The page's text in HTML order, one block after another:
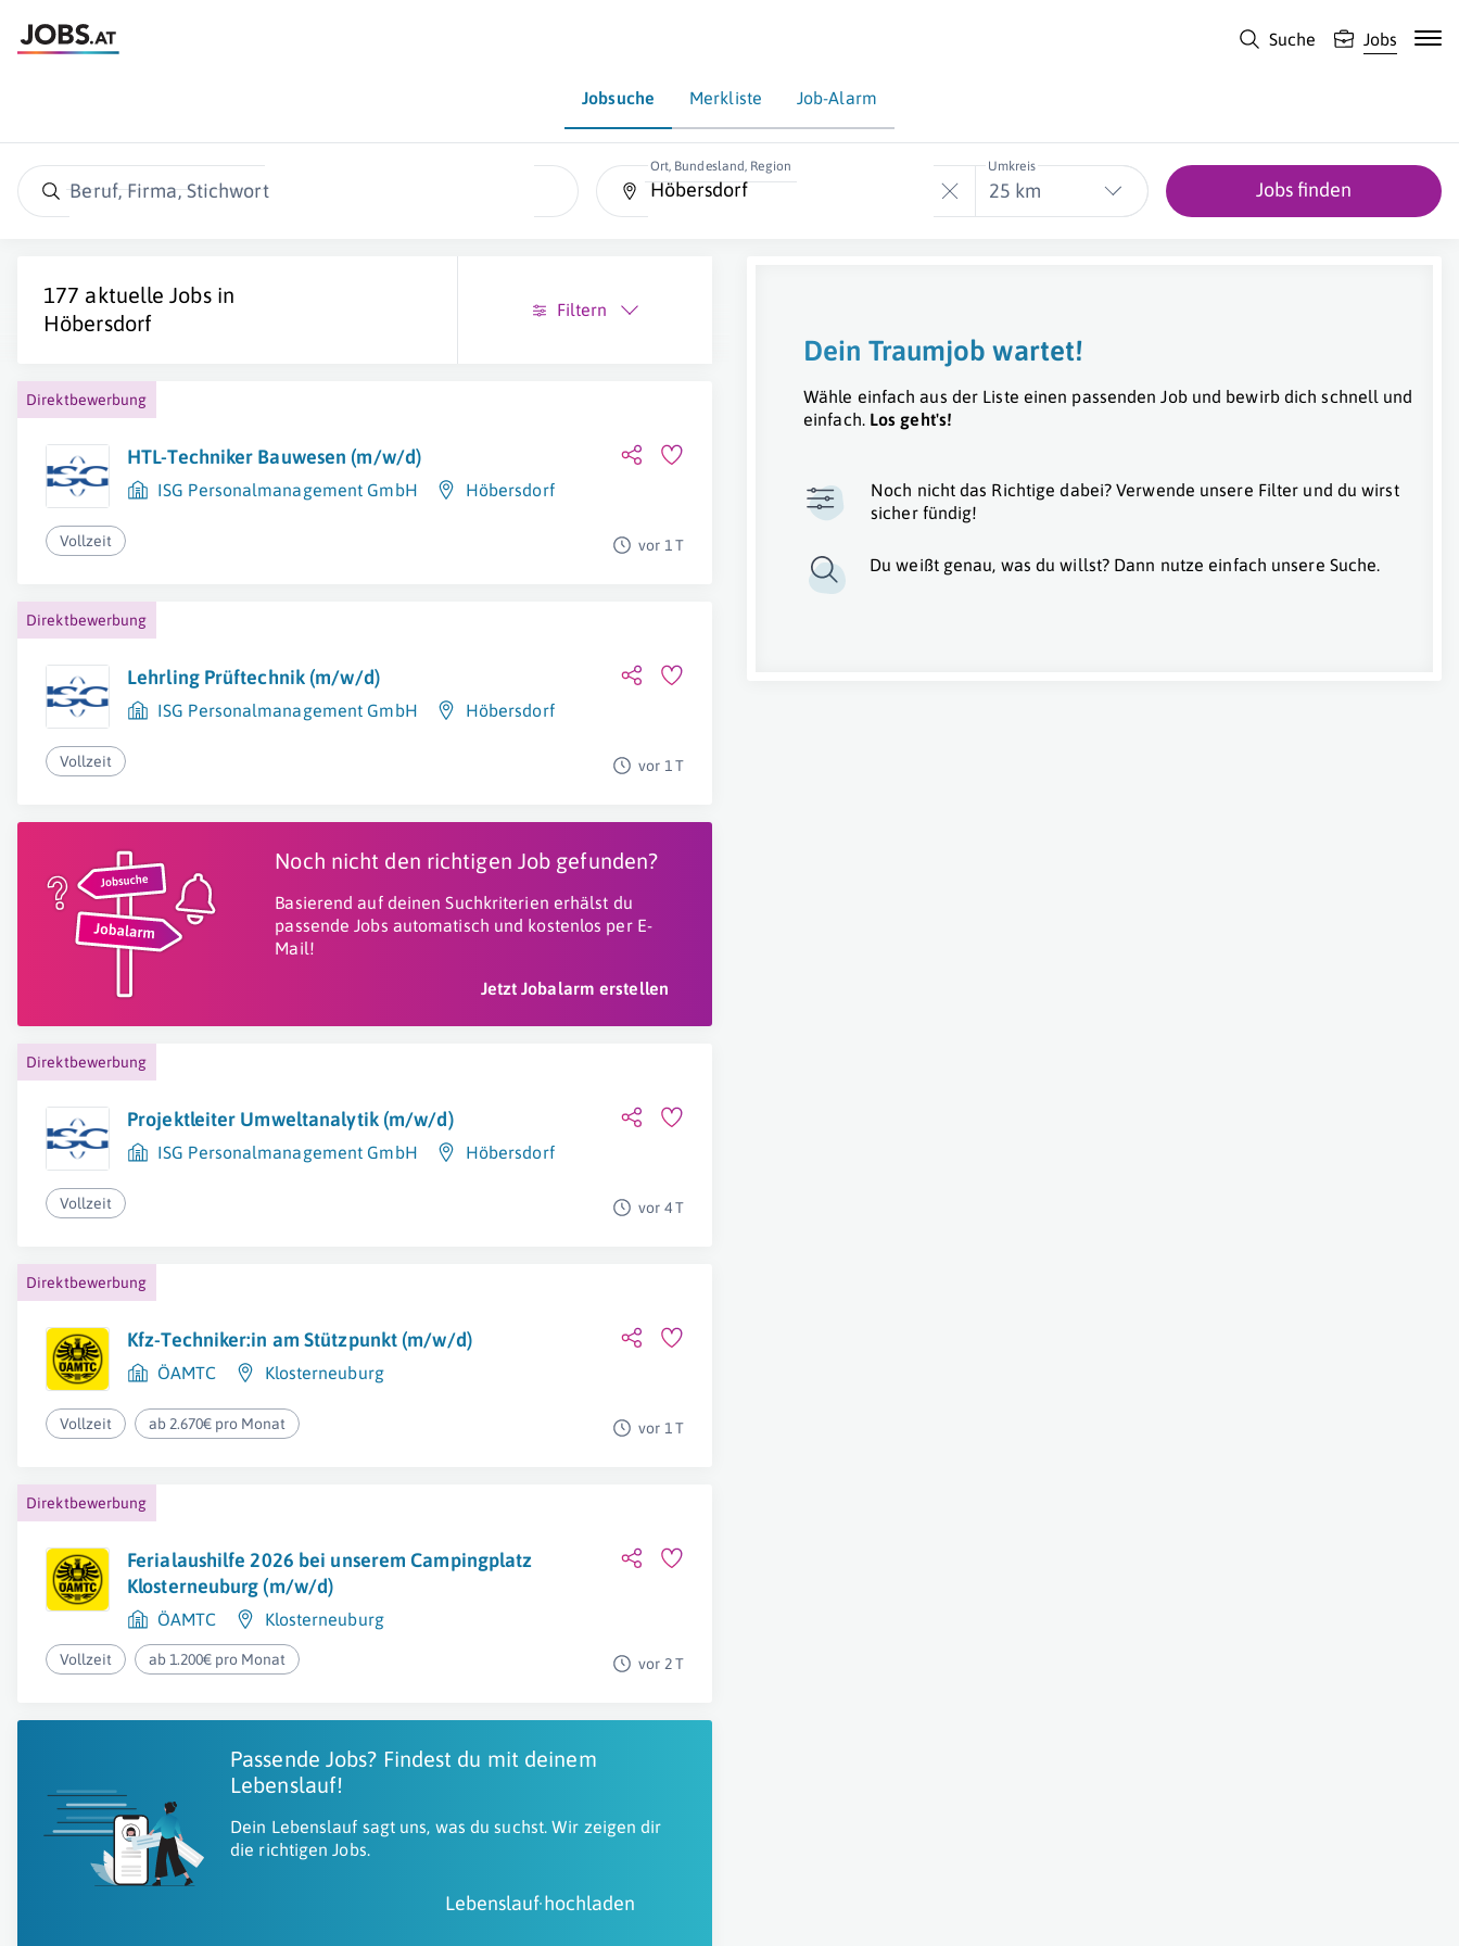
Suche Jobs
Jobsuche Merkliste Job-Alarm
Beruf, Firma, Stichwort
Ort, Bundesland, Region Umkreis
25 km Jobs finden
177 aktuelle Jobs in
Höbersdorf
Filtern
Direktbewerbung
HTL-Techniker Bauwesen (m/w/d)
ISG Personalmanagement GmbH Höbersdorf
Vollzeit vor 1 T
Direktbewerbung
Lehrling Prüftechnik (m/w/d)
ISG Personalmanagement GmbH Höbersdorf
Vollzeit vor 1 T
Noch nicht den richtigen Job gefunden?
Basierend auf deinen Suchkriterien erhälst du
passende Jobs automatisch und kostenlos per E-
Mail!
Jetzt Jobalarm erstellen
Direktbewerbung
Projektleiter Umweltanalytik (m/w/d)
ISG Personalmanagement GmbH Höbersdorf
Vollzeit vor 4 T
Direktbewerbung
Kfz-Techniker:in am Stützpunkt (m/w/d)
ÖAMTC Klosterneuburg
Vollzeit ab 2.670€ pro Monat vor 1 T
Direktbewerbung
Ferialaushilfe 2026 bei unserem Campingplatz
Klosterneuburg (m/w/d)
ÖAMTC Klosterneuburg
Vollzeit ab 1.200€ pro Monat vor 2 T
Passende Jobs? Findest du mit deinem
Lebenslauf!
Dein Lebenslauf sagt uns, was du suchst. Wir zeigen dir
die richtigen Jobs.
Lebenslauf hochladen
Dein Traumjob wartet!
Wähle einfach aus der Liste einen passenden Job und bewirb dich schnell und
einfach. Los geht's!
Noch nicht das Richtige dabei? Verwende unsere Filter und du wirst
sicher fündig!
Du weißt genau, was du willst? Dann nutze einfach unsere Suche.